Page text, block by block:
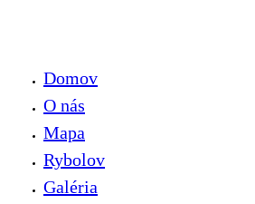
Domov
O nás
Mapa
Rybolov
Galéria